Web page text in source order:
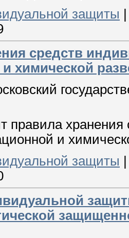
защиты
средств
химической
правила
и
защиты